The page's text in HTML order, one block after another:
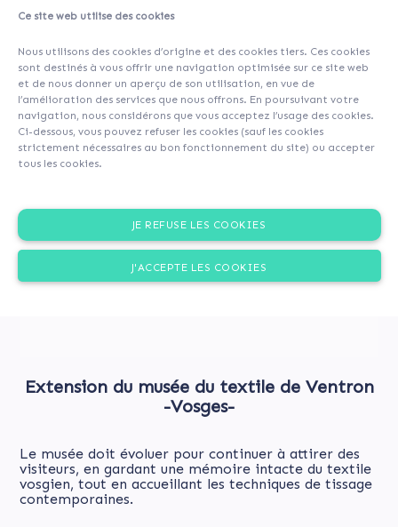
Ce site web utilise des cookies
Nous utilisons des cookies d’origine et des cookies tiers. Ces cookies
sont destinés à vous offrir une navigation optimisée sur ce site web
et de nous donner un aperçu de son utilisation, en vue de
l’amélioration des services que nous offrons. En poursuivant votre
navigation, nous considérons que vous acceptez l’usage des cookies.
Ci-dessous, vous pouvez refuser les cookies (sauf les cookies
strictement nécessaires au bon fonctionnement du site) ou accepter
tous les cookies.
JE REFUSE LES COOKIES
J'ACCEPTE LES COOKIES
Extension du musée du textile de Ventron
-Vosges-
Le musée doit évoluer pour continuer à attirer des
visiteurs, en gardant une mémoire intacte du textile
vosgien, tout en accueillant les techniques de tissage
contemporaines.